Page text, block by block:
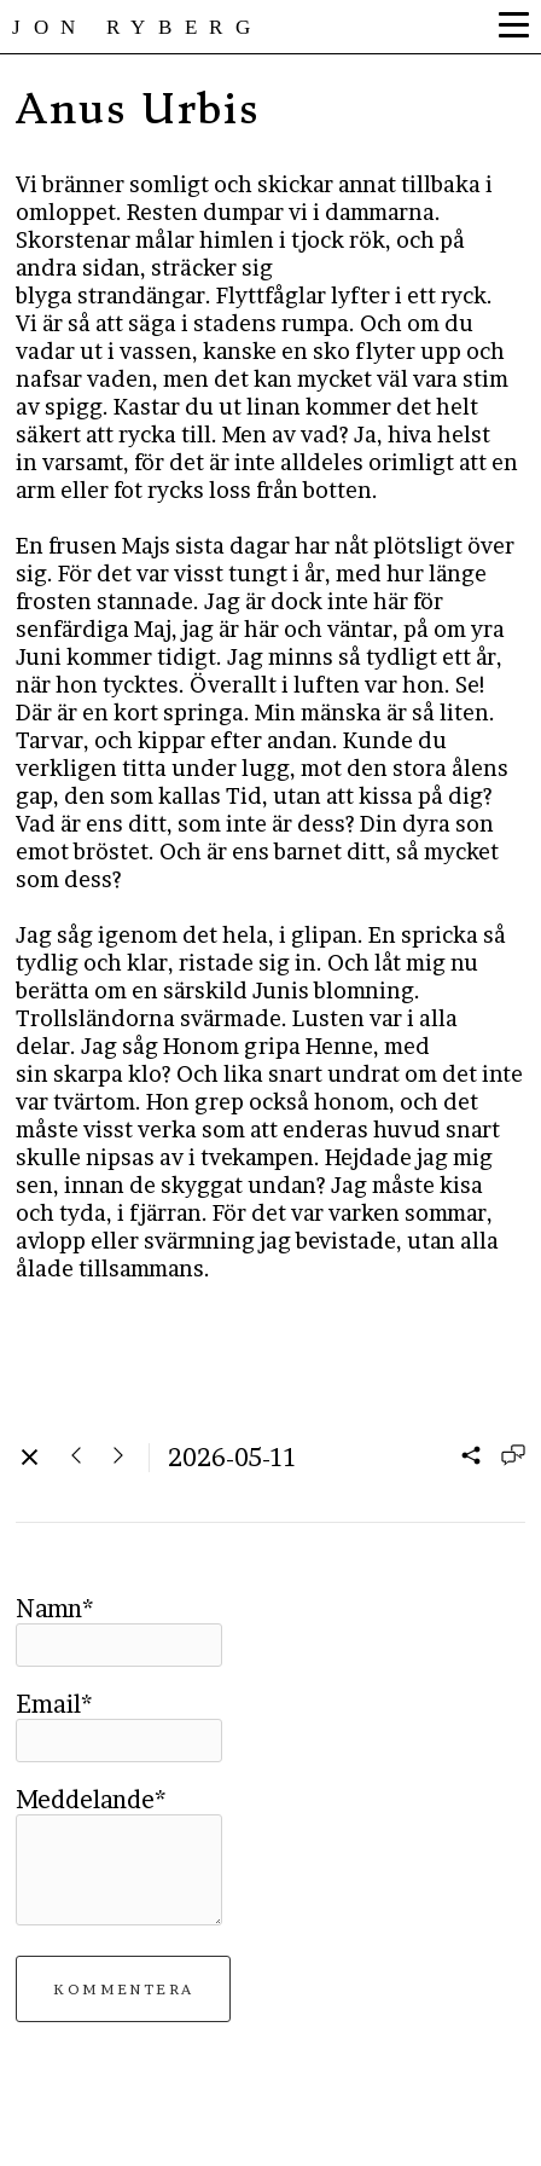
JON RYBERG
Anus Urbis
Vi bränner somligt och skickar annat tillbaka i
omloppet. Resten dumpar vi i dammarna.
Skorstenar målar himlen i tjock rök, och på
andra sidan, sträcker sig
blyga strandängar. Flyttfåglar lyfter i ett ryck.
Vi är så att säga i stadens rumpa. Och om du
vadar ut i vassen, kanske en sko flyter upp och
nafsar vaden, men det kan mycket väl vara stim
av spigg. Kastar du ut linan kommer det helt
säkert att rycka till. Men av vad? Ja, hiva helst
in varsamt, för det är inte alldeles orimligt att en
arm eller fot rycks loss från botten.
En frusen Majs sista dagar har nåt plötsligt över
sig. För det var visst tungt i år, med hur länge
frosten stannade. Jag är dock inte här för
senfärdiga Maj, jag är här och väntar, på om yra
Juni kommer tidigt. Jag minns så tydligt ett år,
när hon tycktes. Överallt i luften var hon. Se!
Där är en kort springa. Min mänska är så liten.
Tarvar, och kippar efter andan. Kunde du
verkligen titta under lugg, mot den stora ålens
gap, den som kallas Tid, utan att kissa på dig?
Vad är ens ditt, som inte är dess? Din dyra son
emot bröstet. Och är ens barnet ditt, så mycket
som dess?
Jag såg igenom det hela, i glipan. En spricka så
tydlig och klar, ristade sig in. Och låt mig nu
berätta om en särskild Junis blomning.
Trollsländorna svärmade. Lusten var i alla
delar. Jag såg Honom gripa Henne, med
sin skarpa klo? Och lika snart undrat om det inte
var tvärtom. Hon grep också honom, och det
måste visst verka som att enderas huvud snart
skulle nipsas av i tvekampen. Hejdade jag mig
sen, innan de skyggat undan? Jag måste kisa
och tyda, i fjärran. För det var varken sommar,
avlopp eller svärmning jag bevistade, utan alla
ålade tillsammans.
2026-05-11
Namn*
Email*
Meddelande*
KOMMENTERA